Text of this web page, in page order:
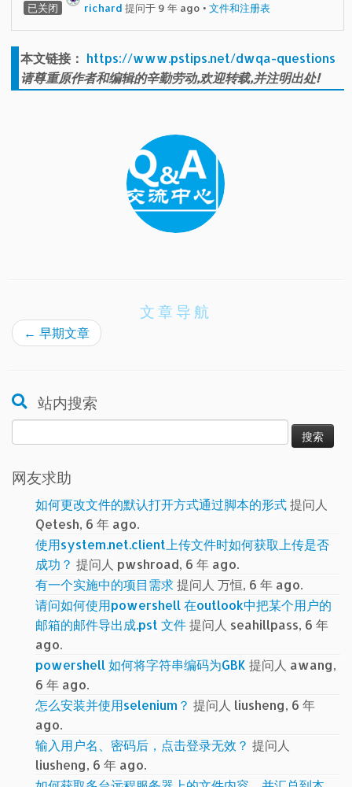
已关闭 richard 提问于 9 年 ago •文件和注册表
本文链接： https://www.pstips.net/dwqa-questions
请尊重原作者和编辑的辛勤劳动,欢迎转载,并注明出处!
文章导航
← 早期文章
站内搜索
索：
网友求助
如何更改文件的默认打开方式通过脚本的形式提问人
Qetesh, 6 年 ago.
使用system.net.client上传文件时如何获取上传是否
成功？ 提问人 pwshroad, 6 年 ago.
有一个实施中的项目需求提问人 万恒, 6 年 ago.
请问如何使用powershell 在outlook中把某个用户的
邮箱的邮件导出成.pst 文件提问人 seahillpass, 6 年
ago.
powershell 如何将字符串编码为GBK 提问人 awang,
6 年 ago.
怎么安装并使用selenium？ 提问人 liusheng, 6 年
ago.
输入用户名、密码后，点击登录无效？ 提问人
liusheng, 6 年 ago.